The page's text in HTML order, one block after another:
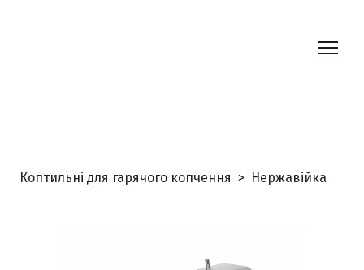
Коптильні для гарячого копчення Нержавійка